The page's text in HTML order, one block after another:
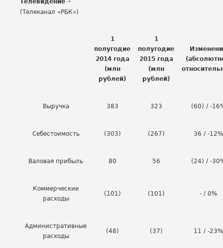
Телевидение
(Телеканал «РБК»)
1
полугодие
2014 года
(млн
рублей)
1
полугодие
2015 года
(млн
рублей)
Выручка 383 323 (60) / -
Себестоимость (303) (267) 36 / -12%
Валовая прибыль 80 56 (24) / -
Коммерческие
расходы
(101) (101) - / 0%
Административные
расходы
(48) (37) 11 / -23%